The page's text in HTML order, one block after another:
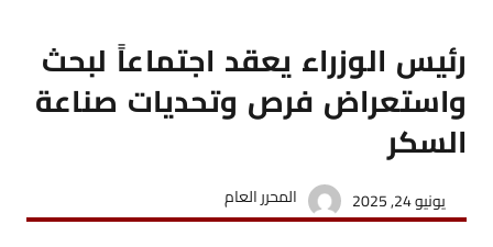
رئيس الوزراء يعقد اجتماعاً لبحث
واستعراض فرص وتحديات صناعة
السكر
يونيو 24, 2025 المحرر العام